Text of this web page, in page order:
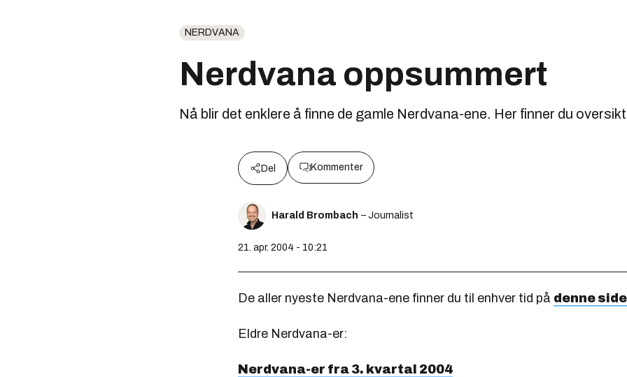
NERDVANA
Nerdvana oppsummert
Nå blir det enklere å finne de gamle Nerdvana-ene. Her finner du
Del Kommenter
Harald Brombach – Journalist
21. apr. 2004 - 10:21
De aller nyeste Nerdvana-ene finner du til enhver tid på denne
Eldre Nerdvana-er:
Nerdvana-er fra 3. kvartal 2004